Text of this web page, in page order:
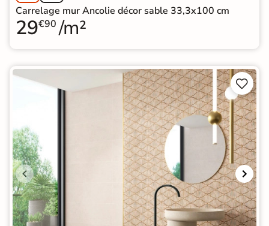
Carrelage mur Ancolie décor sable 33,3x100 cm
29€90 /m²

